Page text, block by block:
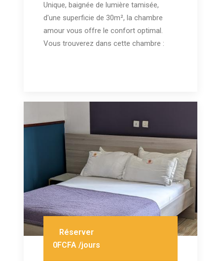
Unique, baignée de lumière tamisée,
d'une superficie de 30m², la chambre
amour vous offre le confort optimal.
Vous trouverez dans cette chambre :
Réserver
0FCFA /jours